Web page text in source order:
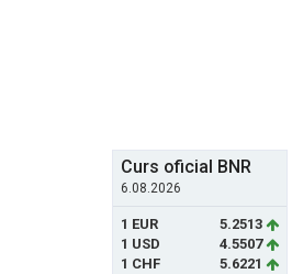
Curs oficial BNR
6.08.2026
1 EUR
5.2513
1 USD
4.5507
1 CHF
5.6221